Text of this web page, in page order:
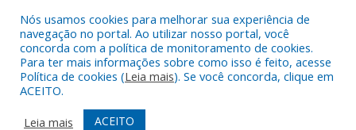
Todos os direitos reservados a Prefeitura Municipal de Eldorado
do Carajás
Mapa do Site
Acessar o Webmail
Nós usamos cookies para melhorar sua experiência de
navegação no portal. Ao utilizar nosso portal, você
concorda com a política de monitoramento de cookies.
Para ter mais informações sobre como isso é feito, acesse
Política de cookies (Leia mais). Se você concorda, clique em
ACEITO.
Leia mais
ACEITO